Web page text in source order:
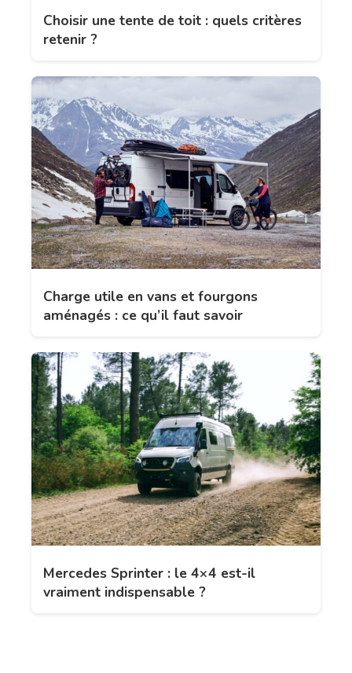
Choisir une tente de toit : quels critères
retenir ?
Charge utile en vans et fourgons
aménagés : ce qu’il faut savoir
Mercedes Sprinter : le 4×4 est-il
vraiment indispensable ?